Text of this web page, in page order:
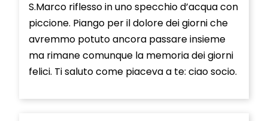
S.Marco riflesso in uno specchio d’acqua con
piccione. Piango per il dolore dei giorni che
avremmo potuto ancora passare insieme
ma rimane comunque la memoria dei giorni
felici. Ti saluto come piaceva a te: ciao socio.